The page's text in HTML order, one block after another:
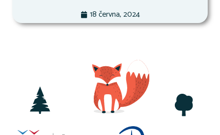
18 června, 2024